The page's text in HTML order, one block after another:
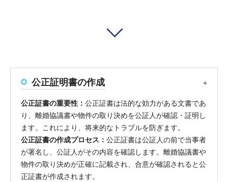
公正証明書の作成
公正証書の重要性： 公正証書は法的な効力がある文書であ
り、離婚協議書や物件の取り決めを公証人が確認・証明し
ます。これにより、将来的なトラブルを防ぎます。
公正証書の作成プロセス： 公正証書は公証人の前で当事者
が署名し、公証人がその内容を確認します。離婚協議書や
物件の取り決めが正確に記載され、合意が確認されると公
正証書が作成されます。